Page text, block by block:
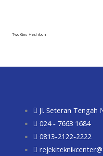
Two Gas Heshbon
Jl. Seteran Tengah
024 - 7663 1684
0813-2122-2222